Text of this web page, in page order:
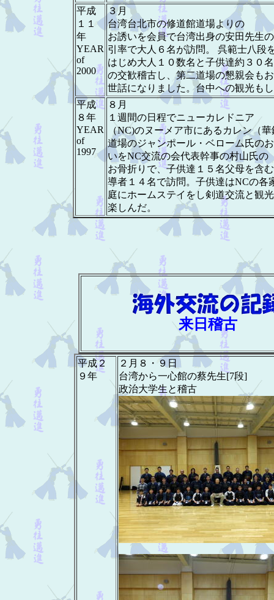
平成
１１
年
YEAR
of
2000
３月
台湾台北市の修道館道場よりの
お誘いを会員で台湾出身の安田先生
引率で大人６名が訪問。 呉範士八段
はじめ大人１０数名と子供達約３０
の交歓稽古し、第二道場の懇親会もお
世話になりました。台中への観光も
平成
８年
YEAR
of
1997
８月
１週間の日程でニューカレドニア
（NC)のヌーメア市にあるカレン（
道場のジャンポール・ベローム氏の
いをNC交流の会代表幹事の村山氏の
お骨折りで、子供達１５名父母を含
導者１４名で訪問。子供達はNCの各
庭にホームステイをし剣道交流と観
楽しんだ。
来日稽古
平成２
９年
２月８・９日
台湾から一心館の蔡先生[7段]
政治大学生と稽古